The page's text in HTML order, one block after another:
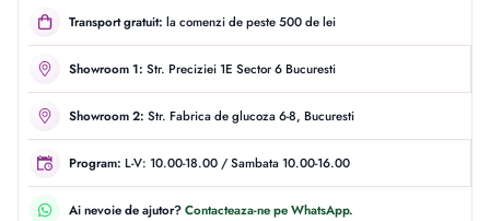
Transport gratuit: la comenzi de peste 500 de lei
Showroom 1: Str. Preciziei 1E Sector 6 Bucuresti
Showroom 2: Str. Fabrica de glucoza 6-8, Bucuresti
Program: L-V: 10.00-18.00 / Sambata 10.00-16.00
Ai nevoie de ajutor?Contacteaza-ne pe WhatsApp.